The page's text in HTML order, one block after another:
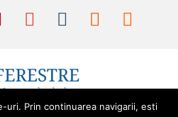
Prin continuarea navigarii, esti